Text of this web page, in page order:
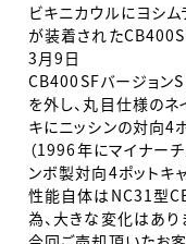
ビキニカウルにヨシ
が装着された
3月9日
CB400SFバージョン
を外し、丸目仕様のネ
キにニッシンの対向4
（1996年にマイナー
ンボ製対向4ポットキ
性能自体はNC31型
為、大きな変化はあり